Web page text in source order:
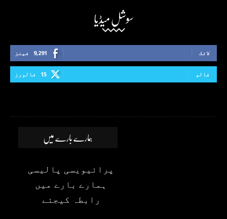
سوشل میڈیا
9,291 فینز لائک
15 فالورز فالو
ہمارے بارے میں
پرائیویسی پالیسی
ہمارے بارے میں
رابطہ کیجئے